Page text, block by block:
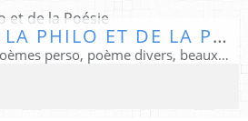
LE MONDE DE LA PHILO ET DE LA POÉSIE
Extraits de livres lus, poèmes perso, poème divers, beaux textes...